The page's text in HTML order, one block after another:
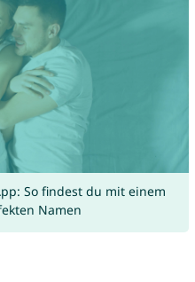
So findest du mit einem
Namen